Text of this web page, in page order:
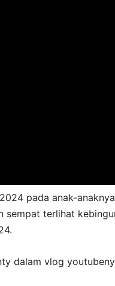
pada anak-
sempat terlihat
dalam vlog